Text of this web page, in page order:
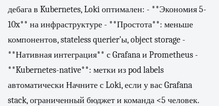
дебага в Kubernetes, Loki оптимален: - **Экономия 5-
10x** на инфраструктуре - **Простота**: меньше
компонентов, stateless querier'ы, object storage -
**Нативная интеграция** с Grafana и Prometheus -
**Kubernetes-native**: метки из pod labels
автоматически Начните с Loki, если у вас Grafana
stack, ограниченный бюджет и команда <5 человек.